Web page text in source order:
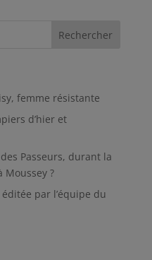
femme résistante
d’hier et
Passeurs, durant la
Moussey ?
par l’équipe du